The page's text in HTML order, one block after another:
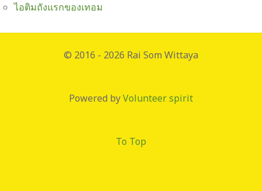
ไอติมถังแรกของเทอม
© 2016 - 2026 Rai Som Wittaya
Powered byVolunteer spirit
To Top